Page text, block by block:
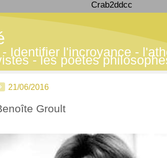
Crab2ddcc
Identifier l'incroyance -
- les poètes
21/06/2016
Groult